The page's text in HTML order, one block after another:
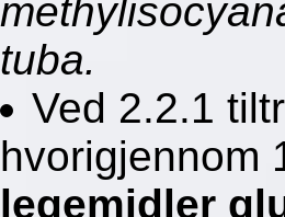
tuba.
Ved 2.2.1
hvorigjennom
legemidler